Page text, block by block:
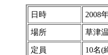
日時 2008
場所 草津
定員 10名(